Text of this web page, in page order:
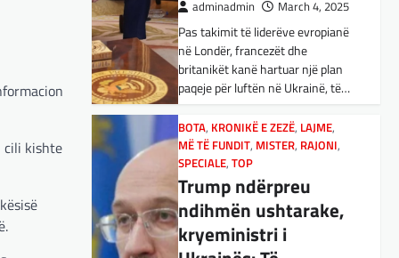
cili kishte
adminadmin March 4, 2025
Pas takimit të liderëve evropianë
në Londër, francezët dhe
britanikët kanë hartuar një plan
paqeje për luftën në Ukrainë, të…
BOTA, KRONIKË E ZEZË, LAJME,
MË TË FUNDIT, MISTER, RAJONI,
SPECIALE,TOP
Trump ndërpreu
ndihmën ushtarake,
kryeministri i
gjeopolitik i
shqiptarëve
adminadmin March 3, 2025
Kuvendi i Lezhës i vitit 1444
është një ngjarje historike që
edhe sot prodhon mesazhe
rëndësishme për kombin
shqiptar. Ky…
BOTA,KULTURË,LAJME,
MË TË FUNDIT OPINIONE ,RAJONI
SPECIALE,TOP